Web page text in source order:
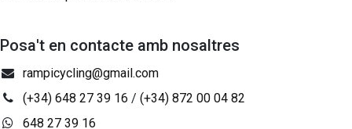
Posa't en contacte amb nosaltres
rampicycling@gmail.com
(+34) 648 27 39 16 / (+34) 872 00 04 82
648 27 39 16